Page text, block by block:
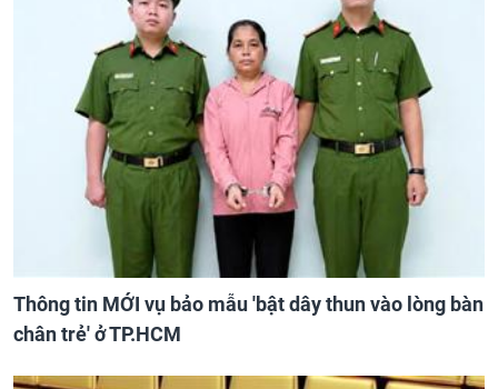
Thông tin MỚI vụ bảo mẫu 'bật dây thun vào lòng bàn
chân trẻ' ở TP.HCM